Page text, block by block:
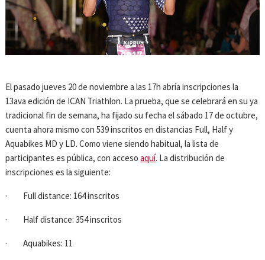
El pasado jueves 20 de noviembre a las 17h abría inscripciones la
13ava edición de ICAN Triathlon. La prueba, que se celebrará en su ya
tradicional fin de semana, ha fijado su fecha el sábado 17 de octubre,
cuenta ahora mismo con 539 inscritos en distancias Full, Half y
Aquabikes MD y LD. Como viene siendo habitual, la lista de
participantes es pública, con accesoaquí. La distribución de
inscripciones es la siguiente:
· Full distance: 164 inscritos
· Half distance: 354 inscritos
· Aquabikes: 11